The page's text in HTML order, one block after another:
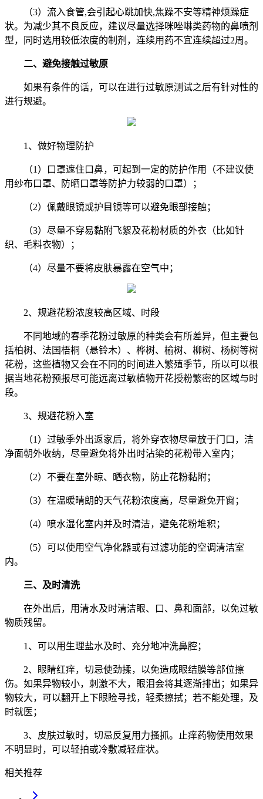
（3）流入食管,会引起心跳加快,焦躁不安等精神烦躁症
状。为减少其不良反应，建议尽量选择咪唑啉类药物的鼻喷剂
型，同时选用较低浓度的制剂，连续用药不宜连续超过2周。
二、避免接触过敏原
如果有条件的话，可以在进行过敏原测试之后有针对性的
进行规避。
1、做好物理防护
（1）口罩遮住口鼻，可起到一定的防护作用（不建议使
用纱布口罩、防晒口罩等防护力较弱的口罩）；
（2）佩戴眼镜或护目镜等可以避免眼部接触；
（3）尽量不穿易黏附飞絮及花粉材质的外衣（比如针
织、毛料衣物）；
（4）尽量不要将皮肤暴露在空气中；
2、规避花粉浓度较高区域、时段
不同地域的春季花粉过敏原的种类会有所差异，但主要包
括柏树、法国梧桐（悬铃木）、桦树、榆树、柳树、杨树等树
花粉，这些植物又会在不同的时间进入繁殖季节，所以可以根
据当地花粉预报尽可能远离过敏植物开花授粉繁密的区域与时
段。
3、规避花粉入室
（1）过敏季外出返家后，将外穿衣物尽量放于门口，洁
净面朝外收纳，尽量避免将外出时沾染的花粉带入室内；
（2）不要在室外晾、晒衣物，防止花粉黏附；
（3）在温暖晴朗的天气花粉浓度高，尽量避免开窗；
（4）喷水湿化室内并及时清洁，避免花粉堆积；
（5）可以使用空气净化器或有过滤功能的空调清洁室
内。
三、及时清洗
在外出后，用清水及时清洁眼、口、鼻和面部，以免过敏
物质残留。
1、可以用生理盐水及时、充分地冲洗鼻腔；
2、眼睛红痒，切忌使劲揉，以免造成眼结膜等部位擦
伤。如果异物较小，刺激不大，眼泪会将其逐渐排出；如果异
物较大，可以翻开上下眼睑寻找，轻柔擦拭；若不能处理，及
时就医；
3、皮肤过敏时，切忌反复用力搔抓。止痒药物使用效果
不明显时，可以轻拍或冷敷减轻症状。
相关推荐